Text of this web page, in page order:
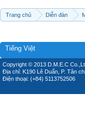
Trang chủ Diễn đàn
Tiếng Việt
Copyright © 2013 D.M.E.C
Địa chỉ: K190 Lê Duẩn, P. Tân
Điện thoại: (+84) 5113752506